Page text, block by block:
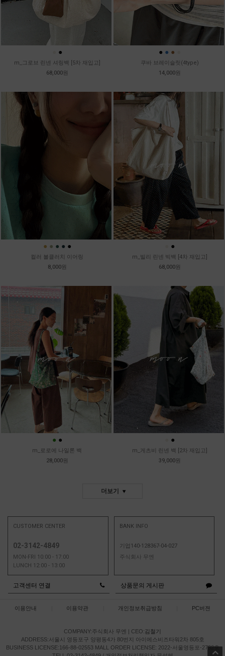
●
m_그로브 린넨 셔링백 [5차 재입고]
68,000원
● ● ●
쿠바 브레이슬릿(4type)
14,000원
● ● ● ● ●
컬러 볼클러치 이어링
8,000원
●
m_빌리 린넨 빅백 [4차 재입고]
68,000원
● ●
m_로로에 나일론 백
28,000원
●
m_게츠비 린넨 백 [2차 재입고]
39,000원
더보기
CUSTOMER CENTER
02-3142-4849
MON-FRI 10:00 - 17:00
LUNCH 12:00 - 13:00
BANK INFO
기업140-128367-04-027
주식회사 무엔
고객센터 연결 상품문의 게시판
이용안내 이용약관 개인정보취급방침 PC버젼
COMPANY:주식회사 무엔 | CEO:김철기
ADDRESS:서울시 영등포구 양평동4가 80번지 아이에스비즈타워2차 805호
BUSINESS LICENSE:166-88-02553 MALL ORDER LICENSE: 2022-서울영등포-2732호